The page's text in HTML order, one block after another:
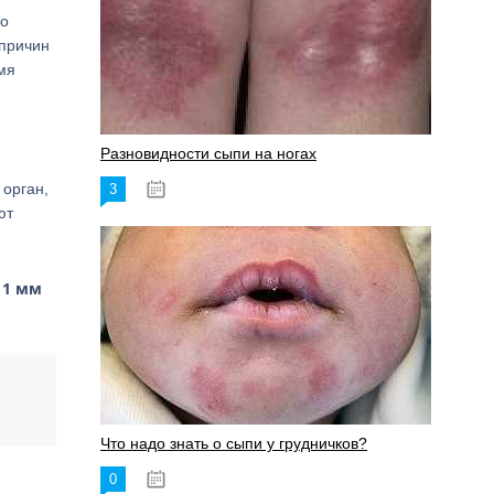
1 мм
Разновидности сыпи на ногах
3
Что надо знать о сыпи у грудничков?
0